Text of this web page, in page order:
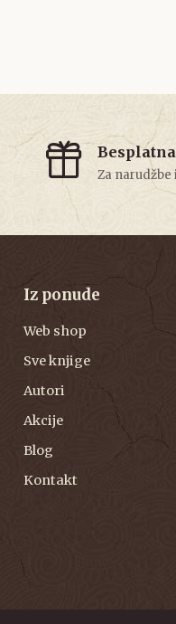
Za narudžbe
Iz ponude
Web shop
Sve knjige
Autori
Akcije
Blog
Kontakt